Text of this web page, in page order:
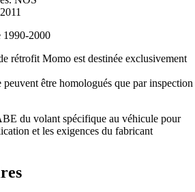
1990-2000
rétrofit Momo est destinée exclusivement
être homologués que par inspection
du volant spécifique au véhicule pour
et les exigences du fabricant